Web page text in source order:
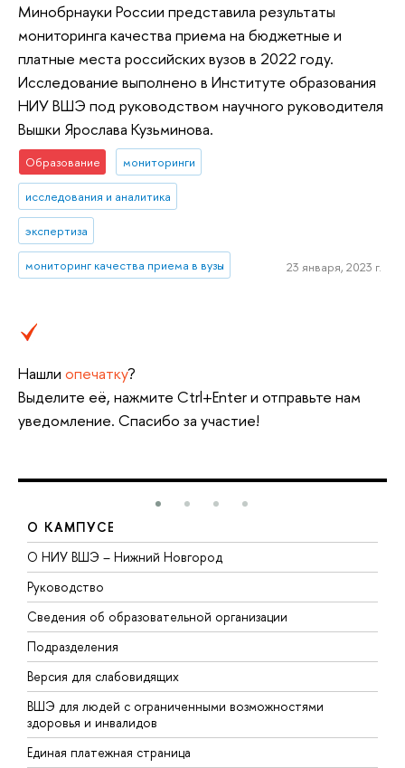
Минобрнауки России представила результаты
мониторинга качества приема на бюджетные и
платные места российских вузов в 2022 году.
Исследование выполнено в Институте образования
НИУ ВШЭ под руководством научного руководителя
Вышки Ярослава Кузьминова.
Образование мониторинги
исследования и аналитика
экспертиза
мониторинг качества приема в вузы 23 января, 2023 г.
Нашли опечатку?
Выделите её, нажмите Ctrl+Enter и отправьте нам
уведомление. Спасибо за участие!
О КАМПУСЕ
О НИУ ВШЭ – Нижний Новгород
Руководство
Сведения об образовательной организации
Подразделения
Версия для слабовидящих
ВШЭ для людей с ограниченными возможностями
здоровья и инвалидов
Единая платежная страница